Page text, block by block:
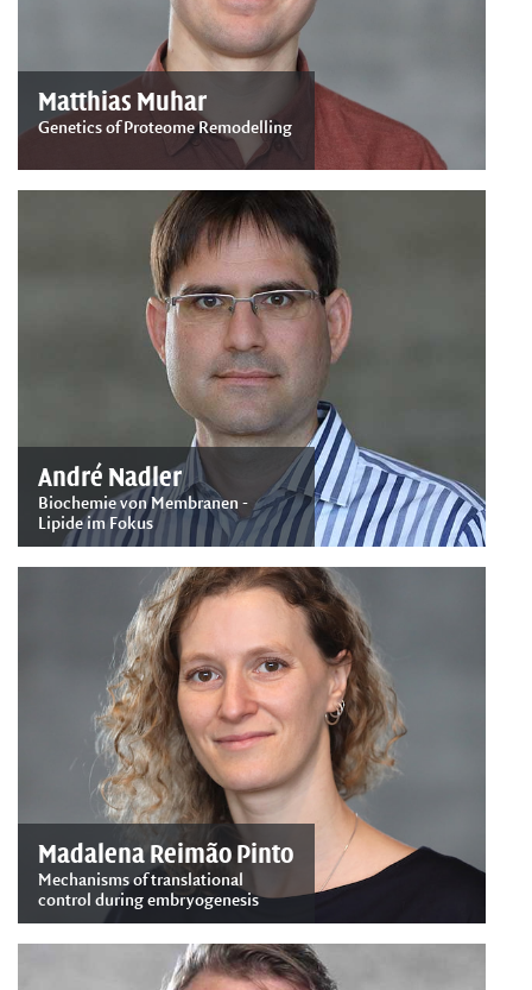
Matthias Muhar
Genetics of Proteome Remodelling
André Nadler
Biochemie von Membranen -
Lipide im Fokus
Madalena Reimão Pinto
Mechanisms of translational
control during embryogenesis